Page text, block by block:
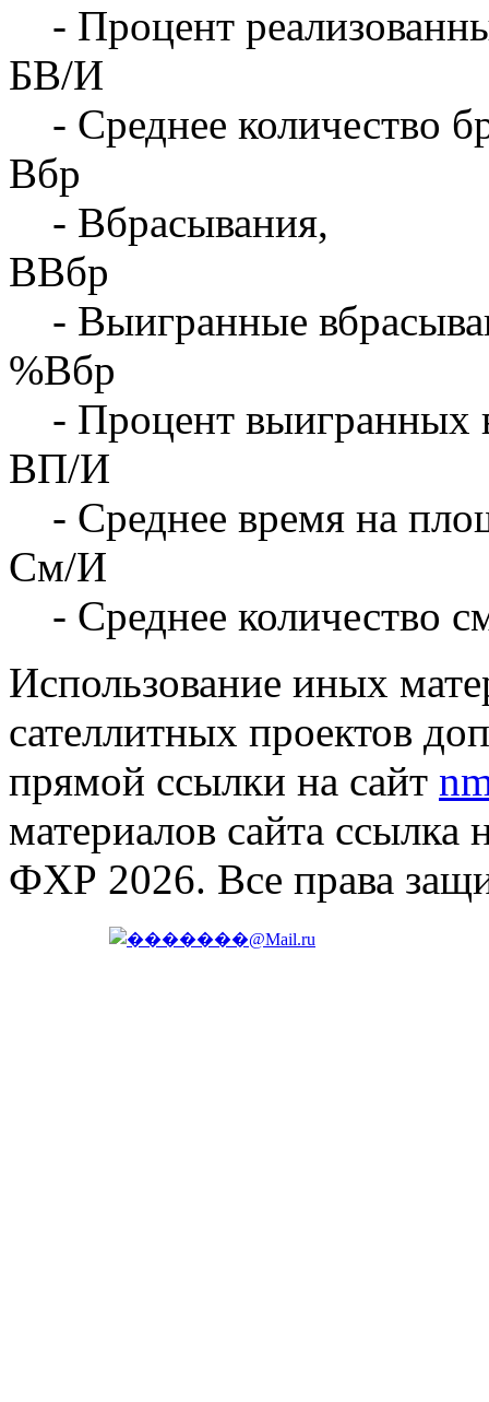
- Процент
БВ/И
- Среднее количество
Вбр
- Вбрасывания,
ВВбр
- Выигранные
%Вбр
- Процент выигранных
ВП/И
- Среднее время на
См/И
- Среднее количество
Использование иных
сателлитных проектов
прямой ссылки на сайт
материалов сайта ссылка
ФХР 2026. Все права